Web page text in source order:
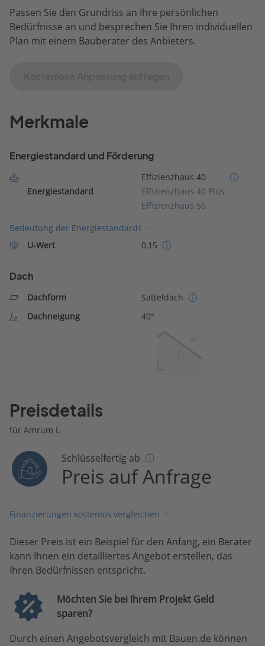
Passen Sie den Grundriss an Ihre persönlichen
Bedürfnisse an und besprechen Sie Ihren individuellen
Plan mit einem Bauberater des Anbieters.
Merkmale
Energiestandard und Förderung
Energiestandard
Effizienzhaus 40
Effizienzhaus 40 Plus
Effizienzhaus 55
Bedeutung der Energiestandards
U-Wert
0,15
Dach
Dachform
Satteldach
Dachneigung
40°
Preisdetails
für Amrum L
Schlüsselfertig ab
Preis auf Anfrage
Finanzierungen kostenlos vergleichen
Dieser Preis ist ein Beispiel für den Anfang, ein Berater
kann Ihnen ein detailliertes Angebot erstellen, das
Ihren Bedürfnissen entspricht.
Möchten Sie bei Ihrem Projekt Geld
sparen?
Durch einen Angebotsvergleich mit Bauen.de können